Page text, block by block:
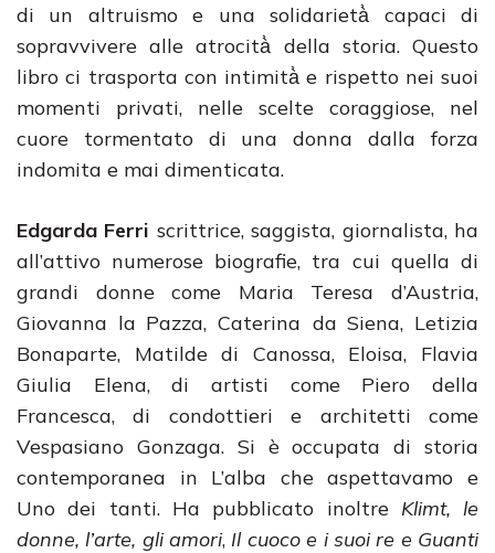
di un altruismo e una solidarietà̀ capaci di
sopravvivere alle atrocità̀ della storia. Questo
libro ci trasporta con intimità̀ e rispetto nei suoi
momenti privati, nelle scelte coraggiose, nel
cuore tormentato di una donna dalla forza
indomita e mai dimenticata.
Edgarda Ferri scrittrice, saggista, giornalista, ha
all’attivo numerose biografie, tra cui quella di
grandi donne come Maria Teresa d’Austria,
Giovanna la Pazza, Caterina da Siena, Letizia
Bonaparte, Matilde di Canossa, Eloisa, Flavia
Giulia Elena, di artisti come Piero della
Francesca, di condottieri e architetti come
Vespasiano Gonzaga. Si è occupata di storia
contemporanea in L’alba che aspettavamo e
Uno dei tanti. Ha pubblicato inoltre Klimt, le
donne, l’arte, gli amori, Il cuoco e i suoi re e Guanti